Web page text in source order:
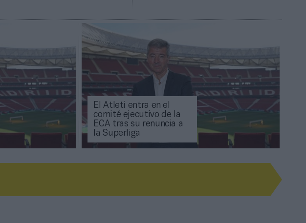
El Atleti entra en el
comité ejecutivo de la
ECA tras su renuncia a
la Superliga